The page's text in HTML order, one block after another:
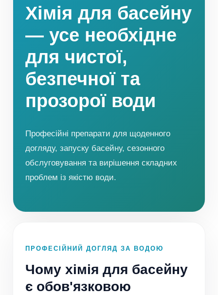
Хімія для басейну
— усе необхідне
для чистої,
безпечної та
прозорої води
Професійні препарати для щоденного
догляду, запуску басейну, сезонного
обслуговування та вирішення складних
проблем із якістю води.
ПРОФЕСІЙНИЙ ДОГЛЯД ЗА ВОДОЮ
Чому хімія для басейну
є обов'язковою